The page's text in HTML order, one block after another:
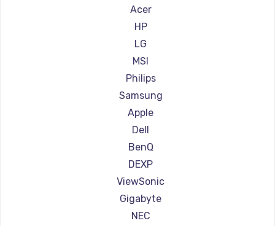
Замена HDMI
Заказать
Ремонт мониторов Hisense
Ремонт мониторов АОС
Ремонт мониторов Ardor
Ремонт мониторов Machenike
Ремонт мониторов iru
Ремонт мониторов Titan Army
Ремонт мониторов iFFALCON
Ремонт мониторов Dahua
Acer
HP
LG
MSI
Philips
Samsung
Apple
Dell
BenQ
DEXP
ViewSonic
Gigabyte
NEC